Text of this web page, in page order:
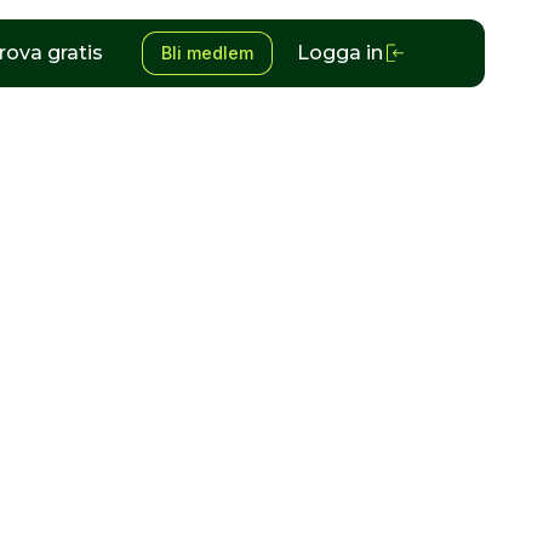
gratis Bli medlem Logga in